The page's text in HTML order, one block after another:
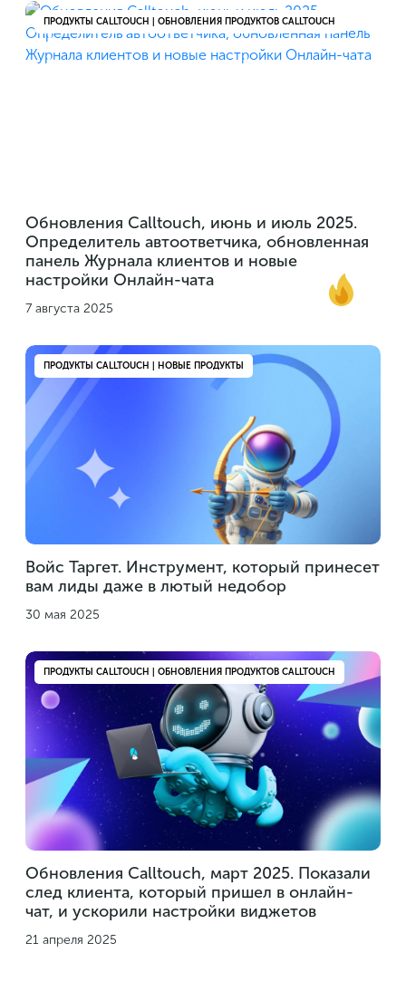
ПРОДУКТЫ CALLTOUCH | ОБНОВЛЕНИЯ ПРОДУКТОВ CALLTOUCH
Обновления Calltouch, июнь и июль 2025.
Определитель автоответчика, обновленная
панель Журнала клиентов и новые
настройки Онлайн-чата
7 августа 2025
ПРОДУКТЫ CALLTOUCH | НОВЫЕ ПРОДУКТЫ
Войс Таргет. Инструмент, который принесет
вам лиды даже в лютый недобор
30 мая 2025
ПРОДУКТЫ CALLTOUCH | ОБНОВЛЕНИЯ ПРОДУКТОВ CALLTOUCH
Обновления Calltouch, март 2025. Показали
след клиента, который пришел в онлайн-
чат, и ускорили настройки виджетов
21 апреля 2025